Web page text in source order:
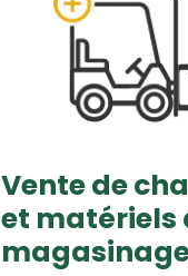
Vente de
et matériels